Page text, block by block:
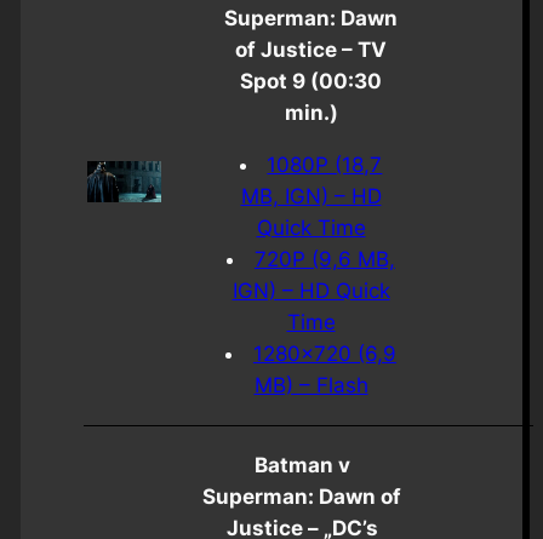
Superman: Dawn
of Justice – TV
Spot 9 (00:30
min.)
1080P (18,7
MB, IGN) – HD
Quick Time
720P (9,6 MB,
IGN) – HD Quick
Time
1280×720 (6,9
MB) – Flash
Batman v
Superman: Dawn of
Justice – „DC’s